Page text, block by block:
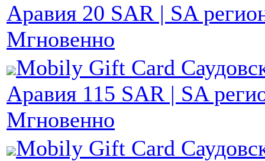
Аравия 20 SAR | SA
Мгновенно
Mobily Gift Card
Аравия 115 SAR | SA
Мгновенно
Mobily Gift Card